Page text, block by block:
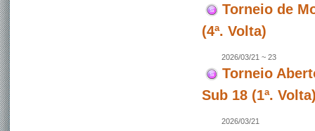
Torneio de
(4ª. Volta)
2026/03/21 ~ 23
Torneio
Sub 18 (1ª.
2026/03/21